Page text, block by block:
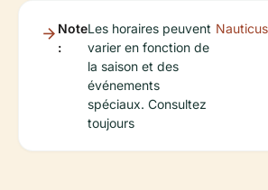
Note
:
Les horaires peuvent
varier en fonction de
la saison et des
événements
spéciaux. Consultez
toujours